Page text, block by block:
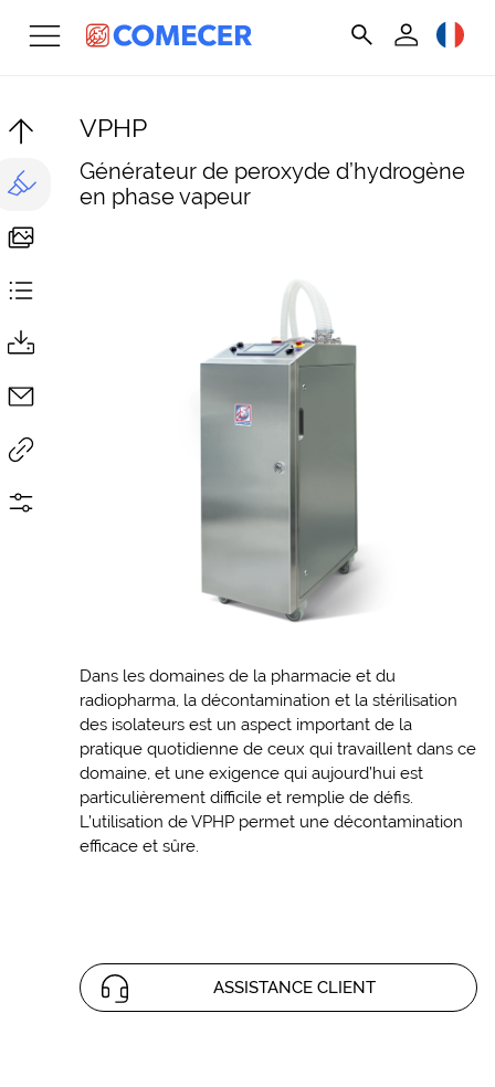
VPHP
Générateur de peroxyde d’hydrogène
en phase vapeur
Dans les domaines de la pharmacie et du
radiopharma, la décontamination et la stérilisation
des isolateurs est un aspect important de la
pratique quotidienne de ceux qui travaillent dans ce
domaine, et une exigence qui aujourd’hui est
particulièrement difficile et remplie de défis.
L’utilisation de VPHP permet une décontamination
efficace et sûre.
ASSISTANCE CLIENT